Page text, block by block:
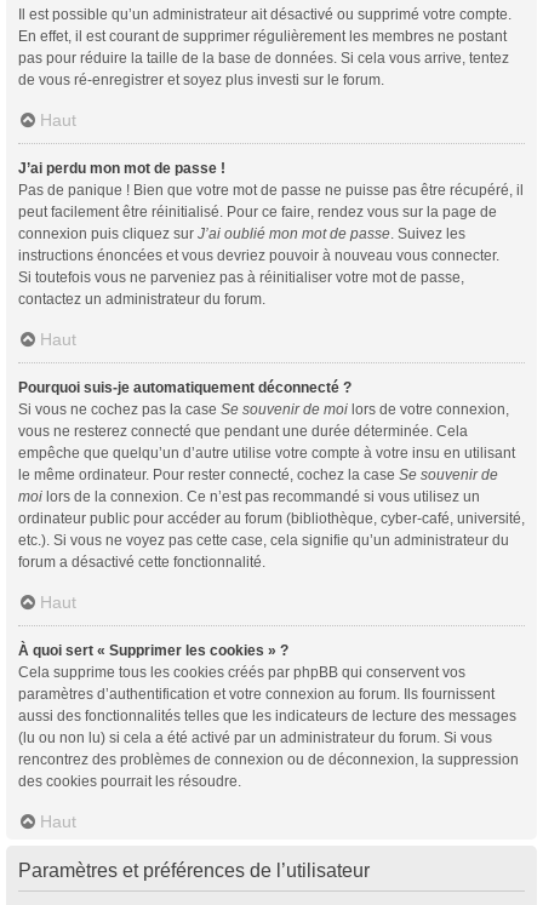
Il est possible qu’un administrateur ait désactivé ou supprimé votre compte.
En effet, il est courant de supprimer régulièrement les membres ne postant
pas pour réduire la taille de la base de données. Si cela vous arrive, tentez
de vous ré-enregistrer et soyez plus investi sur le forum.
Haut
J’ai perdu mon mot de passe !
Pas de panique ! Bien que votre mot de passe ne puisse pas être récupéré, il
peut facilement être réinitialisé. Pour ce faire, rendez vous sur la page de
connexion puis cliquez sur J’ai oublié mon mot de passe. Suivez les
instructions énoncées et vous devriez pouvoir à nouveau vous connecter.
Si toutefois vous ne parveniez pas à réinitialiser votre mot de passe,
contactez un administrateur du forum.
Haut
Pourquoi suis-je automatiquement déconnecté ?
Si vous ne cochez pas la case Se souvenir de moi lors de votre connexion,
vous ne resterez connecté que pendant une durée déterminée. Cela
empêche que quelqu’un d’autre utilise votre compte à votre insu en utilisant
le même ordinateur. Pour rester connecté, cochez la case Se souvenir de
moi lors de la connexion. Ce n’est pas recommandé si vous utilisez un
ordinateur public pour accéder au forum (bibliothèque, cyber-café, université,
etc.). Si vous ne voyez pas cette case, cela signifie qu’un administrateur du
forum a désactivé cette fonctionnalité.
Haut
À quoi sert « Supprimer les cookies » ?
Cela supprime tous les cookies créés par phpBB qui conservent vos
paramètres d’authentification et votre connexion au forum. Ils fournissent
aussi des fonctionnalités telles que les indicateurs de lecture des messages
(lu ou non lu) si cela a été activé par un administrateur du forum. Si vous
rencontrez des problèmes de connexion ou de déconnexion, la suppression
des cookies pourrait les résoudre.
Haut
Paramètres et préférences de l’utilisateur